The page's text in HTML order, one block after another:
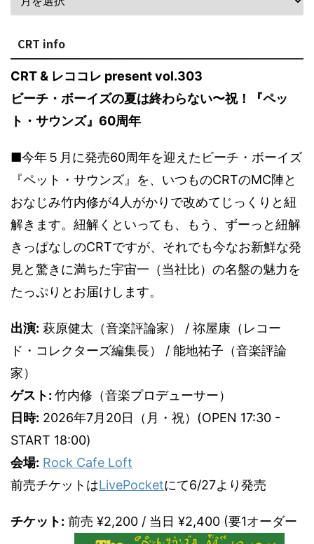
CRT info
CRT & レココレ present vol.303
ビーチ・ボーイズの夏は終わらない〜祝！『ペッ
ト・サウンズ』60周年
■今年５月に発売60周年を迎えたビーチ・ボーイズ
『ペット・サウンズ』を、いつものCRTのMC陣と
おなじみ竹内修が4人がかりで改めてじっくりと紐
解きます。紐解くといっても、もう、ずーっと紐解
きっぱなしのCRTですが、それでも今なお新鮮な発
見と驚きに満ちた宇宙一（当社比）の名盤の魅力を
たっぷりとお届けします。
出演: 萩原健太（音楽評論家） / 祢屋康（レコー
ド・コレクターズ編集長） / 能地祐子（音楽評論
家）
ゲスト: 竹内修（音楽プロデューサー）
日時: 2026年7月20日（月・祝）(OPEN 17:30 -
START 18:00)
会場: Rock Cafe Loft
前売チケットはLivePocketにて6/27より発売
チケット: 前売 ¥2,200 / 当日 ¥2,400 (要1オーダー